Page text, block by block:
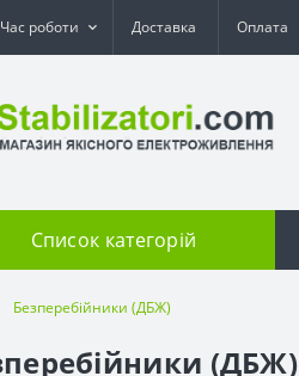
Час роботи Доставка Оплата
Список категорій
Безперебійники (ДБЖ)
(ДБЖ)